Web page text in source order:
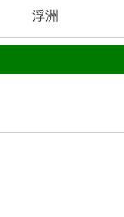
浮洲